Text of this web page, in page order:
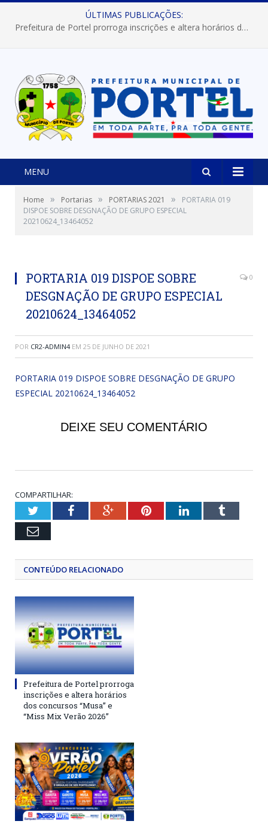
ÚLTIMAS PUBLICAÇÕES:
Prefeitura de Portel prorroga inscrições e altera horários dos concursos “Musa” e “Miss Mix Verão 2026”
MENU
Home » Portarias » PORTARIAS 2021 »
PORTARIA 019
DISPOE SOBRE DESGNAÇÃO DE GRUPO ESPECIAL
20210624_13464052
PORTARIA 019 DISPOE SOBRE
DESGNAÇÃO DE GRUPO ESPECIAL
20210624_13464052
0
POR CR2-ADMIN4 EM 25 DE JUNHO DE 2021
PORTARIA 019 DISPOE SOBRE DESGNAÇÃO DE GRUPO
ESPECIAL 20210624_13464052
DEIXE SEU COMENTÁRIO
COMPARTILHAR:
TwitterFacebookGoogle+PinterestLinkedInTumblr
Email
CONTEÚDO RELACIONADO
Prefeitura de Portel prorroga
inscrições e altera horários
dos concursos “Musa” e
“Miss Mix Verão 2026”